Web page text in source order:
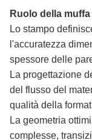
Ruolo della
Lo stampo
l'accuratezza
spessore delle
La progettazione
del flusso del
qualità della
La geometria
complesse,